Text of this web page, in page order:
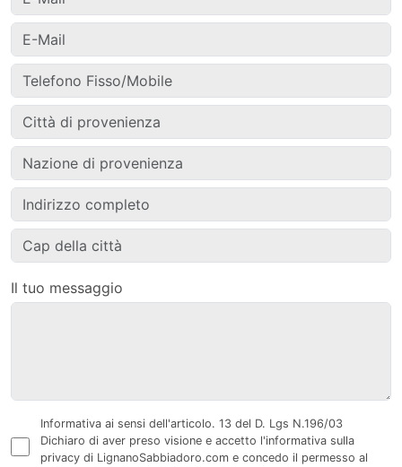
Il tuo messaggio
Informativa ai sensi dell'articolo. 13 del D. Lgs N.196/03
Dichiaro di aver preso visione e accetto l'informativa sulla
privacy di LignanoSabbiadoro.com e concedo il permesso al